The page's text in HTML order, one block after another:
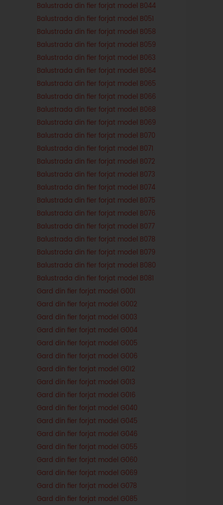
Balustrada din fier forjat model B044
Balustrada din fier forjat model B051
Balustrada din fier forjat model B058
Balustrada din fier forjat model B059
Balustrada din fier forjat model B063
Balustrada din fier forjat model B064
Balustrada din fier forjat model B065
Balustrada din fier forjat model B066
Balustrada din fier forjat model B068
Balustrada din fier forjat model B069
Balustrada din fier forjat model B070
Balustrada din fier forjat model B071
Balustrada din fier forjat model B072
Balustrada din fier forjat model B073
Balustrada din fier forjat model B074
Balustrada din fier forjat model B075
Balustrada din fier forjat model B076
Balustrada din fier forjat model B077
Balustrada din fier forjat model B078
Balustrada din fier forjat model B079
Balustrada din fier forjat model B080
Balustrada din fier forjat model B081
Gard din fier forjat model G001
Gard din fier forjat model G002
Gard din fier forjat model G003
Gard din fier forjat model G004
Gard din fier forjat model G005
Gard din fier forjat model G006
Gard din fier forjat model G012
Gard din fier forjat model G013
Gard din fier forjat model G016
Gard din fier forjat model G040
Gard din fier forjat model G045
Gard din fier forjat model G046
Gard din fier forjat model G055
Gard din fier forjat model G060
Gard din fier forjat model G069
Gard din fier forjat model G078
Gard din fier forjat model G085